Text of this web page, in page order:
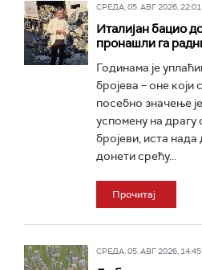
СРЕДА, 05. АВГ 2026, 22:01
Италијан бацио
пронашли га
Годинама је
бројева – оне који
посебно значење
успомену на драгу
бројеви, иста нада
донети срећу...
Прочитај
СРЕДА, 05. АВГ 2026, 14:45